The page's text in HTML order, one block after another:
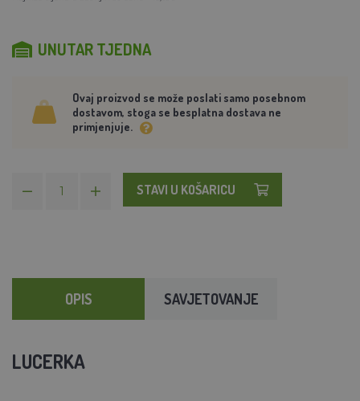
UNUTAR TJEDNA
Ovaj proizvod se može poslati samo posebnom
dostavom, stoga se besplatna dostava ne
primjenjuje.
STAVI U KOŠARICU
OPIS SAVJETOVANJE
LUCERKA